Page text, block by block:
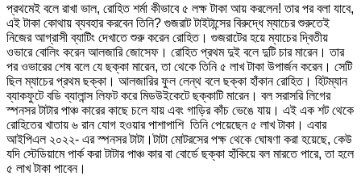
প্রথমেই বলে রাখা ভাল, রোহিত শর্মা কীভাবে ৫ লক্ষ টাকা আয় করলেন! তার পর বলা যাবে,
এই টাকা কোথায় ব্যবহার করবেন তিনি? গুজরাট টাইটান্সের বিরুদ্ধে ম্যাচের শুরুতেই
নিজের আগ্রাসী ব্যাটিং দেখাতে শুরু করেন রোহিত। গুজরাটের হয়ে ম্যাচের দ্বিতীয়
ওভারে বোলিং করেন আলজারি জোসেফ। রোহিত প্রথম দুই বলে দুটি চার মারেন। তার
পর ওভারের শেষ বলে যে ছক্কা মারেন, তা থেকে তিনি ৫ লাখ টাকা উপার্জন করেন। সেটি
ছিল ম্যাচের প্রথম ছক্কা। আলজারির ফুল লেন্থ বলে ছক্কা হাঁকান রোহিত। হিটম্যান
ব্যাকফুটে বডি ব্যালান্স লিফট করে মিডউইকেটে ছক্কাটি মারেন। বল সরাসরি লিগের
স্পনসর টাটার পাঞ্চ কারের কাছে চলে যায় এবং গাড়ির কাঁচ ভেঙে যায়। এই এক শট থেকে
রোহিতের খাতায় ৬ রান যোগ হওয়ার পাশাপাশি তিনি পেয়েছেন ৫ লাখ টাকা। এবার
আইপিএল ২০২২- এর স্পনসর টাটা।টাটা মোটরসের পক্ষ থেকে ঘোষণা করা হয়েছে, কেউ
যদি স্টেডিয়ামে পার্ক করা টাটার পাঞ্চ কার বা বোর্ডে ছক্কা হাঁকিয়ে বল মারতে পারে, তা হলে
৫ লাখ টাকা পাবেন।